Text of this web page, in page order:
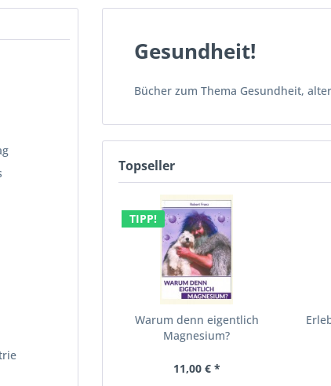
Gesundheit!
Bücher zum Thema Gesundheit,
Topseller
TIPP!
Warum denn eigentlich
Magnesium?
11,00 € *